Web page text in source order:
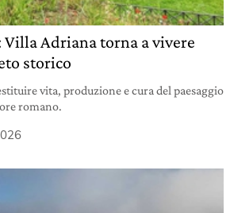
Villa Adriana torna a vivere
storico
vita, produzione e cura del paesaggio
romano.